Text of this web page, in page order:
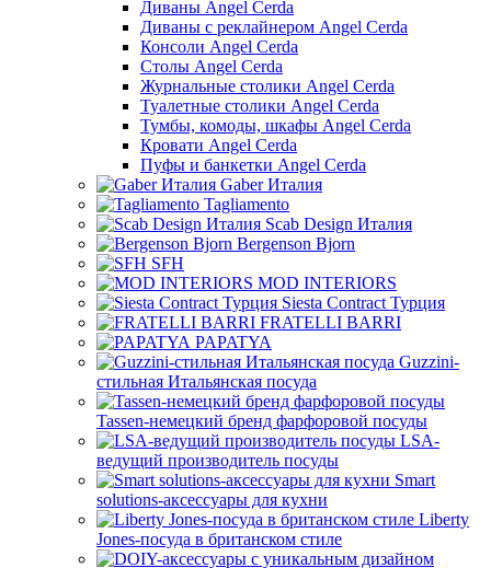
Диваны Angel Cerda
Диваны с реклайнером Angel Cerda
Консоли Angel Cerda
Столы Angel Cerda
Журнальные столики Angel Cerda
Туалетные столики Angel Cerda
Тумбы, комоды, шкафы Angel Cerda
Кровати Angel Cerda
Пуфы и банкетки Angel Cerda
Gaber Италия
Tagliamento
Scab Design Италия
Bergenson Bjorn
SFH
MOD INTERIORS
Siesta Contract Турция
FRATELLI BARRI
PAPATYA
Guzzini-
стильная Итальянская посуда
Tassen-немецкий бренд фарфоровой посуды
LSA-
ведущий производитель посуды
Smart
solutions-аксессуары для кухни
Liberty
Jones-посуда в британском стиле